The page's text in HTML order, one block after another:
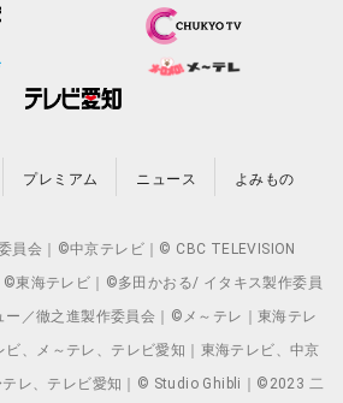
プレミアム ニュース よみもの
員会｜©中京テレビ｜© CBC TELEVISION
©東海テレビ｜©多田かおる/ イタキス製作委員
／徹之進製作委員会｜©メ～テレ｜東海テレ
ビ、メ～テレ、テレビ愛知｜東海テレビ、中京
テレ、テレビ愛知｜© Studio Ghibli｜©2023 二